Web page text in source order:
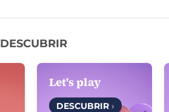
DESCUBRIR
Let's play
DESCUBRIR ›